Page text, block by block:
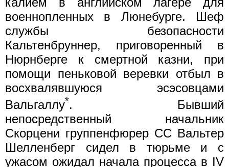
военнопленных в Люнебурге. Шеф
службы безопасности
Кальтенбруннер, приговоренный в
Нюрнберге к смертной казни, при
помощи пеньковой веревки отбыл в
восхвалявшуюся эсэсовцами
Вальгаллу*. Бывший
непосредственный начальник
Скорцени группенфюрер СС Вальтер
Шелленберг сидел в тюрьме и с
ужасом ожидал начала процесса в IV